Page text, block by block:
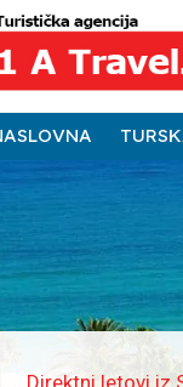
Direktni letovi iz